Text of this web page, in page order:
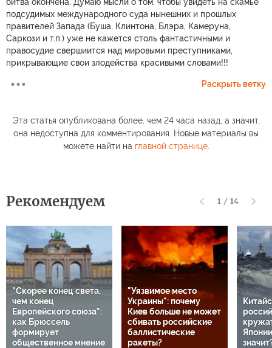
подсудимых международного суда нынешних и прошлых
правителей Запада (Буша, Клинтона, Блэра, Камеруна,
Саркози и т.п.) уже не кажется столь фантастичными и
правосудие свершиится над мировыми преступниками,
прикрывающие свои злодейства красивыми словами!!!
Раскрыть ветку
Эта статья опубликована более, чем 24 часа назад, а значит,
она недоступна для комментирования. Новые материалы вы
можете найти на главной странице.
Рекомендуем 1 / 14
"Скорее конец света,
чем конец
Европейского союза":
как Брюссель
формирует
общественное мнение
"Уязвимое место
Украины": почему
Киев больше не может
сбивать российские
баллистические
ракеты?